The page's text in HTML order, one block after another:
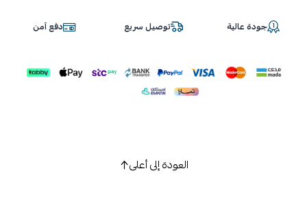
جودة عالية توصيل سريع دفع آمن
العودة إلى أعلى